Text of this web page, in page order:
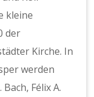
kleine
der
Kirche. In
werden
Félix A.